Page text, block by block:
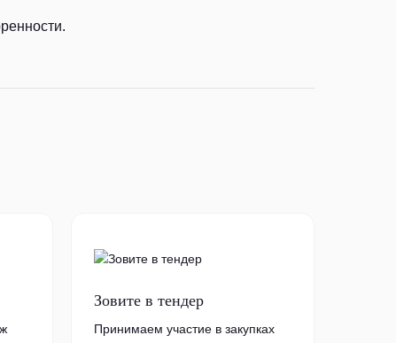
Зовите в тендер
Принимаем участие в закупках